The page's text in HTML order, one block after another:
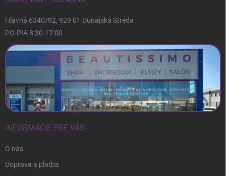
Hlavná 6340/92, 929 01 Dunajská Streda
PO-PIA 8:30-17:00
INFORMÁCIE PRE VÁS
O nás
Doprava a platba